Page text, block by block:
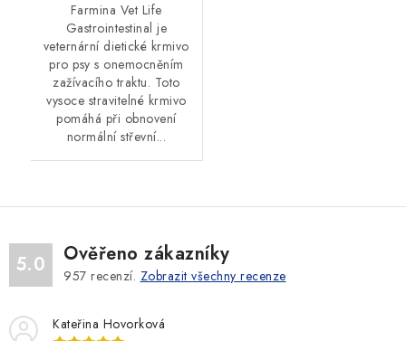
Farmina Vet Life
Gastrointestinal je
veternární dietické krmivo
pro psy s onemocněním
zažívacího traktu. Toto
vysoce stravitelné krmivo
pomáhá při obnovení
normální střevní...
5.0 Ověřeno zákazníky
957 recenzí. Zobrazit všechny recenze
Kateřina Hovorková